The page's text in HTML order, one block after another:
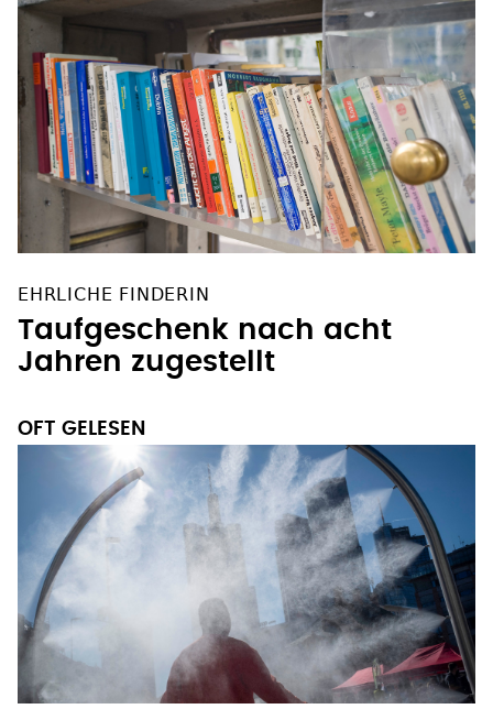
EHRLICHE FINDERIN
Taufgeschenk nach acht
Jahren zugestellt
OFT GELESEN